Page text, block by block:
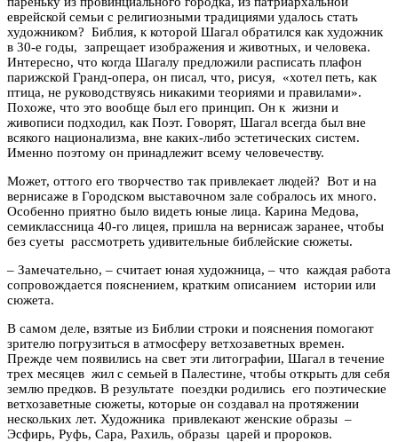
еврейской семьи с религиозными традициями удалось стать
художником? Библия, к которой Шагал обратился как художник
в 30-е годы, запрещает изображения и животных, и человека.
Интересно, что когда Шагалу предложили расписать плафон
парижской Гранд-опера, он писал, что, рисуя, «хотел петь, как
птица, не руководствуясь никакими теориями и правилами».
Похоже, что это вообще был его принцип. Он к жизни и
живописи подходил, как Поэт. Говорят, Шагал всегда был вне
всякого национализма, вне каких-либо эстетических систем.
Именно поэтому он принадлежит всему человечеству.
Может, оттого его творчество так привлекает людей? Вот и на
вернисаже в Городском выставочном зале собралось их много.
Особенно приятно было видеть юные лица. Карина Медова,
семиклассница 40-го лицея, пришла на вернисаж заранее, чтобы
без суеты рассмотреть удивительные библейские сюжеты.
– Замечательно, – считает юная художница, – что каждая работа
сопровождается пояснением, кратким описанием истории или
сюжета.
В самом деле, взятые из Библии строки и пояснения помогают
зрителю погрузиться в атмосферу ветхозаветных времен.
Прежде чем появились на свет эти литографии, Шагал в течение
трех месяцев жил с семьей в Палестине, чтобы открыть для себя
землю предков. В результате поездки родились его поэтические
ветхозаветные сюжеты, которые он создавал на протяжении
нескольких лет. Художника привлекают женские образы –
Эсфирь, Руфь, Сара, Рахиль, образы царей и пророков.